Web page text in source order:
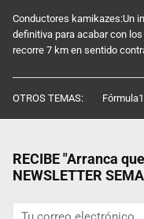
Conductores kamikazes:Un
definitiva para acabar con
recorre 7 km en sentido
OTROS TEMAS: Fórmula1
RECIBE "Arranca
NEWSLETTER